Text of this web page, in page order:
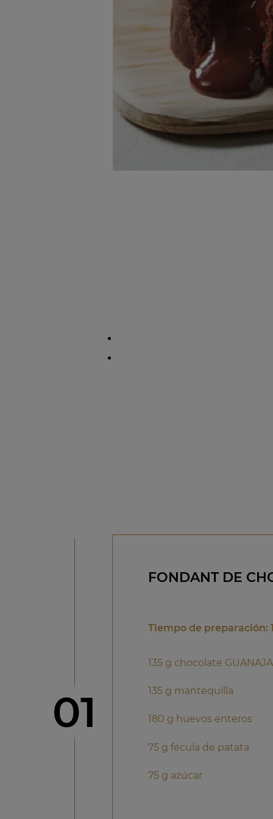
Paso
01
FONDANT DE
Tiempo de preparación:
135 g chocolate
135 g mantequilla
180 g huevos enteros
75 g fécula de patata
75 g azúcar